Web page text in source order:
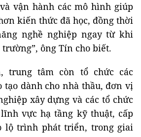
vận hành các mô hình giúp
kiến thức đã học, đồng thời
nghề nghiệp ngay từ khi
ông Tín cho biết.
trung tâm còn tổ chức các
tạo dành cho nhà thầu, đơn vị
xây dựng và các tổ chức
vực hạ tầng kỹ thuật, cấp
lộ trình phát triển, trong giai